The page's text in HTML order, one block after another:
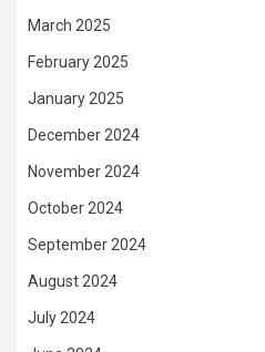
March 2025
February 2025
January 2025
December 2024
November 2024
October 2024
September 2024
August 2024
July 2024